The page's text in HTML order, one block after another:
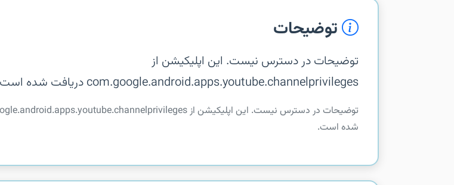
توضیحات
توضیحات در دسترس نیست. این اپلیکیشن از
com.google.android.apps.youtube.channelprivileges دریافت شده است.
شده است.